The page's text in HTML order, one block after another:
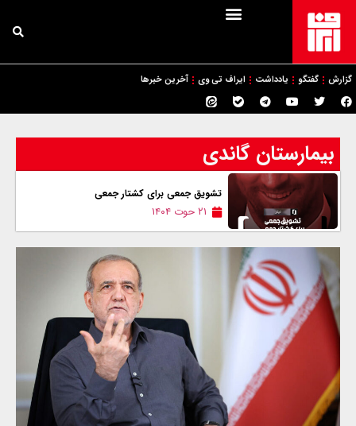
گزارش گفتگو یادداشت ایراف تی وی آخرین خبرها
بیمارستان گاندی
تشویق جمعی برای کشتار جمعی
۲۱ حوت ۱۴۰۴